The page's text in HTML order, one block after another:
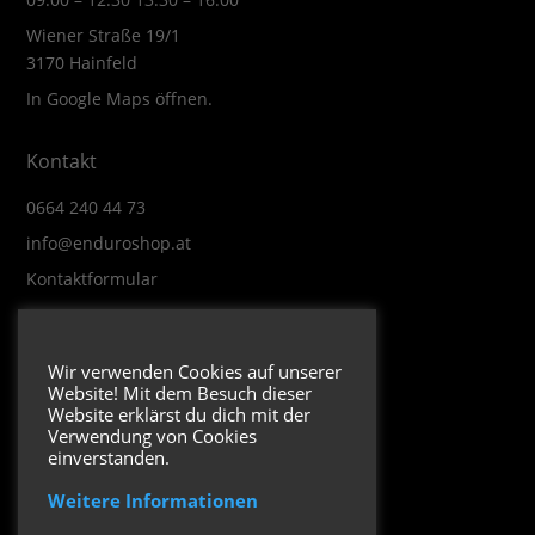
Wiener Straße 19/1
3170 Hainfeld
In Google Maps öffnen.
Kontakt
0664 240 44 73
info@enduroshop.at
Kontaktformular
Impressum
Datenschutzerklärung
Folge uns
Wir verwenden Cookies auf unserer
Website! Mit dem Besuch dieser
Website erklärst du dich mit der
Verwendung von Cookies
einverstanden.
Weitere Informationen